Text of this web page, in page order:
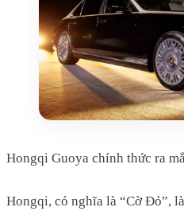
Hongqi Guoya chính thức ra
Hongqi, có nghĩa là “Cờ Đỏ”,